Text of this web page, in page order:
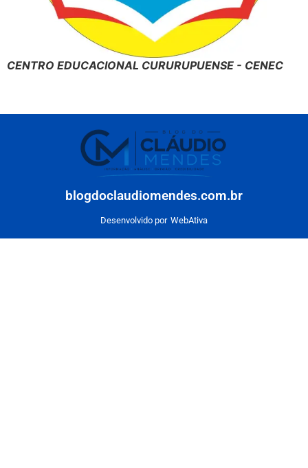
CENTRO EDUCACIONAL CURURUPUENSE - CENEC
blogdoclaudiomendes.com.br
Desenvolvido por WebAtiva